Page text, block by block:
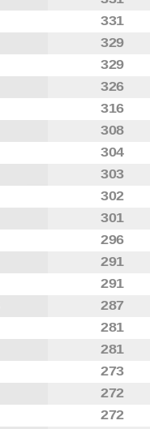
331
329
329
326
316
308
304
303
302
301
296
291
291
287
281
281
273
272
272